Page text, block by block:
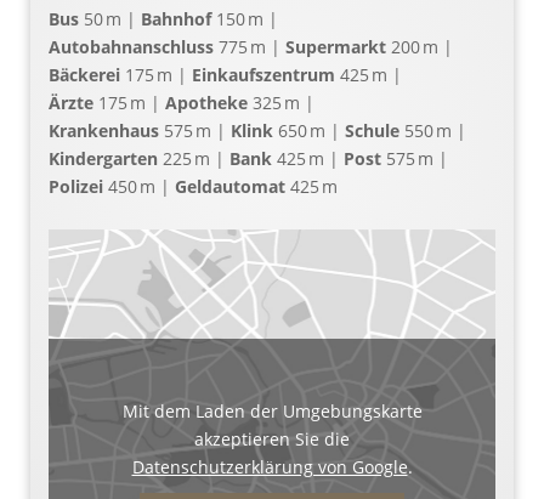
Bus 50 m | Bahnhof150 m |
Autobahnanschluss 775 m | Supermarkt 200 m |
Bäckerei 175 m | Einkaufszentrum 425 m |
Ärzte 175 m | Apotheke 325 m |
Krankenhaus 575 m | Klink 650 m | Schule 550 m |
Kindergarten 225 m | Bank 425 m | Post 575 m |
Polizei 450 m | Geldautomat 425 m
Mit dem Laden der Umgebungskarte
akzeptieren Sie die
Datenschutzerklärung von Google.